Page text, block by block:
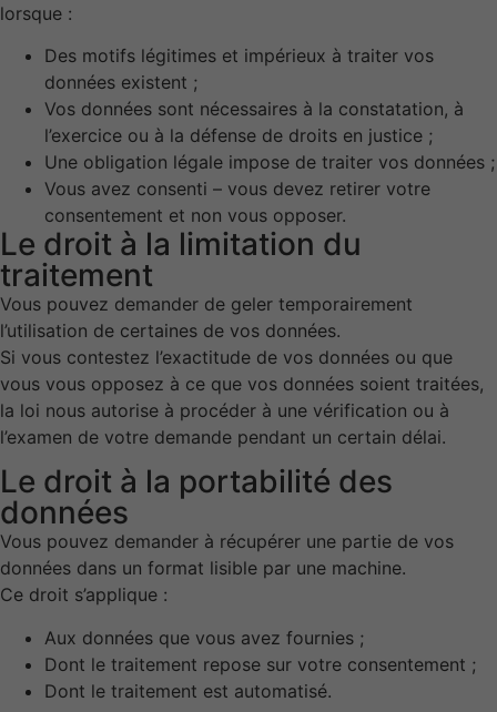
lorsque :
Des motifs légitimes et impérieux à traiter vos
données existent ;
Vos données sont nécessaires à la constatation, à
l’exercice ou à la défense de droits en justice ;
Une obligation légale impose de traiter vos données ;
Vous avez consenti – vous devez retirer votre
consentement et non vous opposer.
Le droit à la limitation du
traitement
Vous pouvez demander de geler temporairement
l’utilisation de certaines de vos données.
Si vous contestez l’exactitude de vos données ou que
vous vous opposez à ce que vos données soient traitées,
la loi nous autorise à procéder à une vérification ou à
l’examen de votre demande pendant un certain délai.
Le droit à la portabilité des
données
Vous pouvez demander à récupérer une partie de vos
données dans un format lisible par une machine.
Ce droit s’applique :
Aux données que vous avez fournies ;
Dont le traitement repose sur votre consentement ;
Dont le traitement est automatisé.
Afin que notre
site Web
fonctionne
possible lors
de votre
visite. Si vous
certaines
fonctionnalités
disparaîtront
du site Web.
En partageant
votre intérêt et
comportement
lorsque vous
augmentez les
chances de
voir du
contenu et